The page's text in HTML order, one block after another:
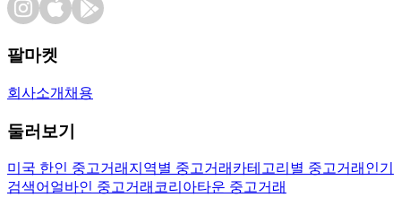
팔마켓
회사소개 채용
둘러보기
미국 한인 중고거래 지역별 중고거래 카테고리별 중고거래 인기
검색어 얼바인 중고거래 코리아타운 중고거래